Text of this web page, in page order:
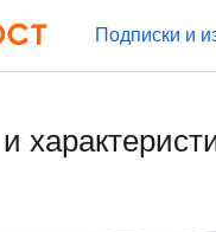
Подписки и